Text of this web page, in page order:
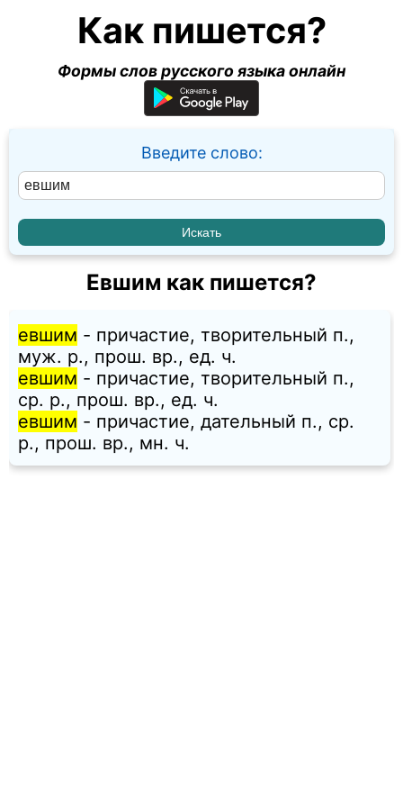
Как пишется?
Формы слов русского языка онлайн
Введите слово:
Евшим как пишется?
евшим - причастие, творительный п.,
муж. p., прош. вр., ед. ч.
евшим - причастие, творительный п.,
ср. p., прош. вр., ед. ч.
евшим - причастие, дательный п., ср.
p., прош. вр., мн. ч.